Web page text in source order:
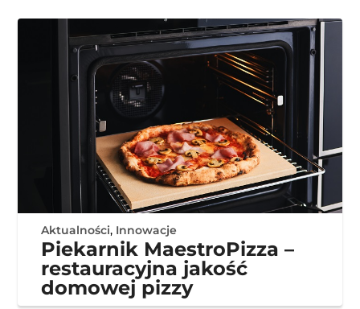
Aktualności, Innowacje
Piekarnik MaestroPizza –
restauracyjna jakość
domowej pizzy